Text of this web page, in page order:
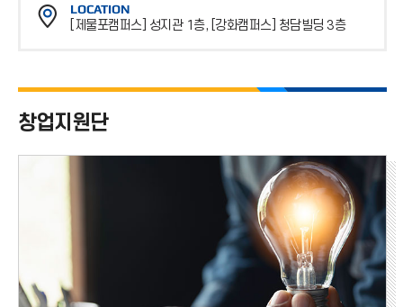
스
번
LOCATION
[제물포캠퍼스] 성지관 1층, [강화캠퍼스] 청담빌딩 3층
창업지원단